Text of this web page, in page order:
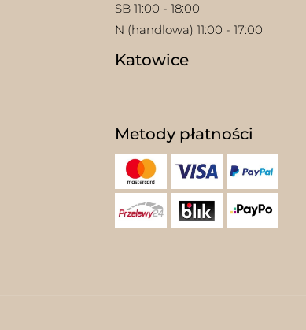
SB 11:00 - 18:00
N (handlowa) 11:00 - 17:00
Katowice
Metody płatności